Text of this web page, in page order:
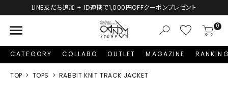
LINE友だち追加 + ID連携で1,000円OFFクーポンプレゼント
menu 0
CATEGORY COLLABO OUTLET MAGAZINE
TOP TOPS RABBIT KNIT TRACK JACKET